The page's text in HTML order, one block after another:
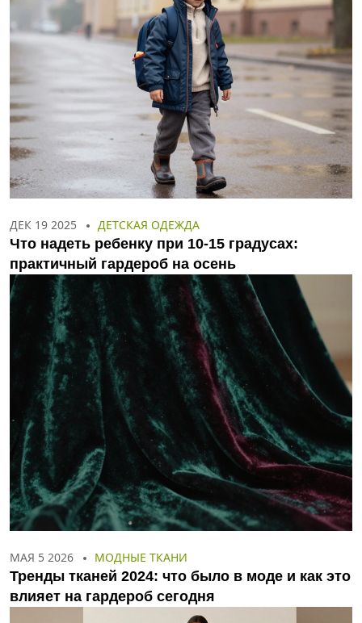
ДЕК 19 2025 ДЕТСКАЯ ОДЕЖДА
Что надеть ребенку при 10-15 градусах:
практичный гардероб на осень
МАЯ 5 2026 МОДНЫЕ ТКАНИ
Тренды тканей 2024: что было в моде и как это
влияет на гардероб сегодня